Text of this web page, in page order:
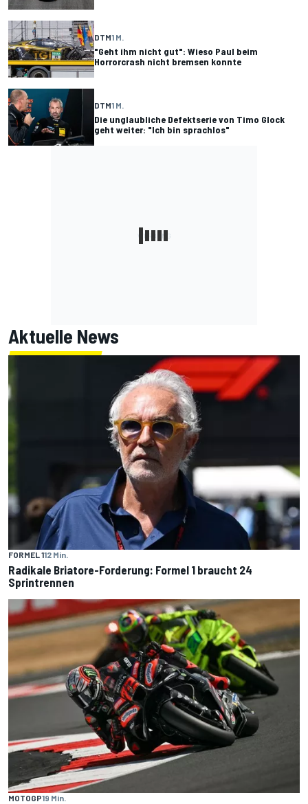
DTM1 M.
"Geht ihm nicht gut": Wieso Paul beim
Horrorcrash nicht bremsen konnte
DTM1 M.
Die unglaubliche Defektserie von Timo Glock
geht weiter: "Ich bin sprachlos"
Aktuelle News
FORMEL 112 Min.
Radikale Briatore-Forderung: Formel 1 braucht 24
Sprintrennen
MOTOGP19 Min.